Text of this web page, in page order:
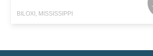
BILOXI, MISSISSIPPI